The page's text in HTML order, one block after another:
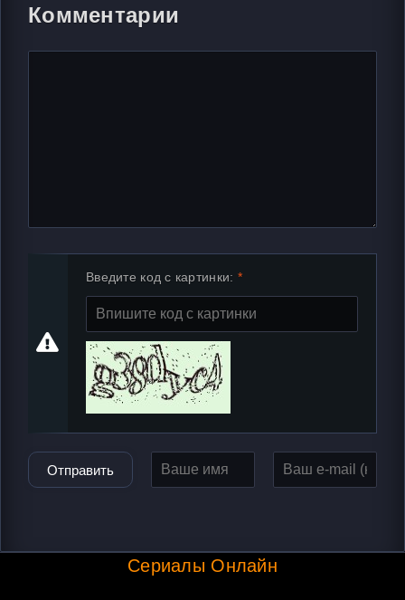
Комментарии
Введите код с картинки:
Отправить
Сериалы Онлайн